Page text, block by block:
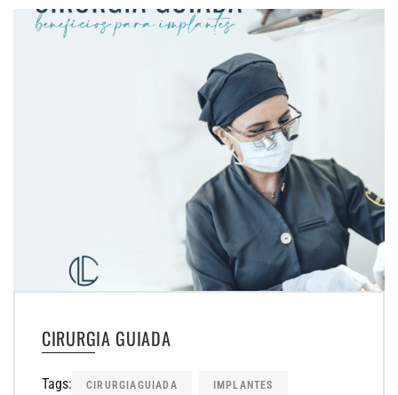
CIRURGIA GUIADA
Tags: CIRURGIAGUIADA IMPLANTES